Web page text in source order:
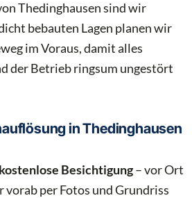
Thedinghausen sind wir
bebauten Lagen planen wir
im Voraus, damit alles
der Betrieb ringsum ungestört
in Thedinghausen
kostenlose Besichtigung– vor Ort
vorab per Fotos und Grundriss